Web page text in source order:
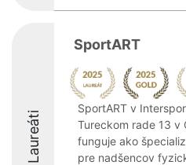
Laureáti
SportART
SportART v
Tureckom rade 13 v
funguje ako
pre nadšencov